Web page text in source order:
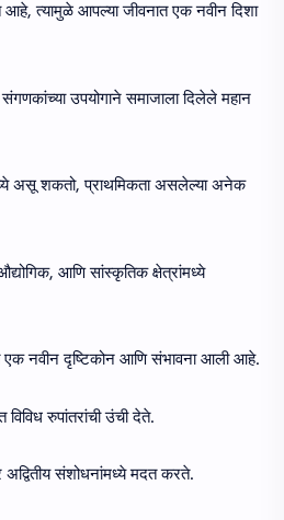
त्यामुळे आपल्या जीवनात एक नवीन दिशा
उपयोगाने समाजाला दिलेले महान
असू शकतो, प्राथमिकता असलेल्या अनेक
आणि सांस्कृतिक क्षेत्रांमध्ये
नवीन दृष्टिकोन आणि संभावना आली आहे.
रुपांतरांची उंची देते.
अद्वितीय संशोधनांमध्ये मदत करते.